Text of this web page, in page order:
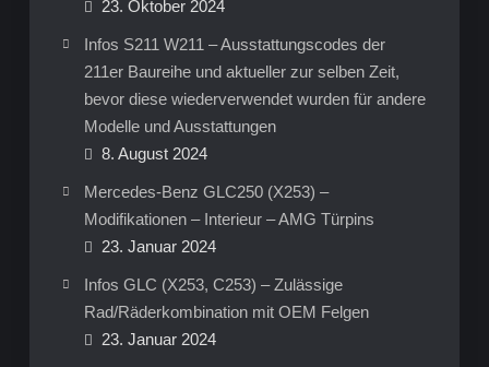
23. Oktober 2024
Infos S211 W211 – Ausstattungscodes der
211er Baureihe und aktueller zur selben Zeit,
bevor diese wiederverwendet wurden für andere
Modelle und Ausstattungen
8. August 2024
Mercedes-Benz GLC250 (X253) –
Modifikationen – Interieur – AMG Türpins
23. Januar 2024
Infos GLC (X253, C253) – Zulässige
Rad/Räderkombination mit OEM Felgen
23. Januar 2024